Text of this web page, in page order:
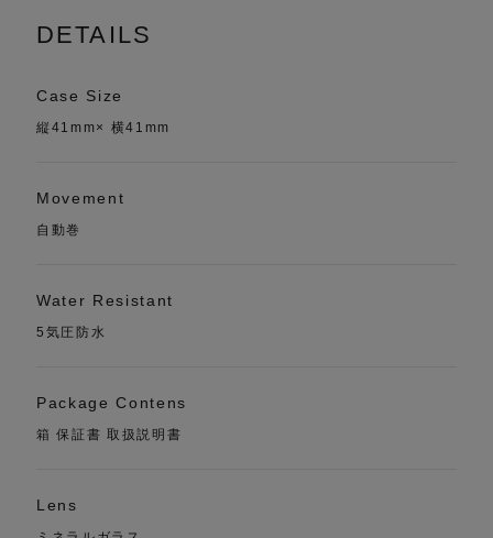
DETAILS
Case Size
縦41mm× 横41mm
Movement
自動巻
Water Resistant
5気圧防水
Package Contens
箱 保証書 取扱説明書
Lens